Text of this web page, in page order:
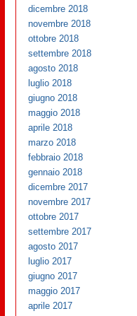
dicembre 2018
novembre 2018
ottobre 2018
settembre 2018
agosto 2018
luglio 2018
giugno 2018
maggio 2018
aprile 2018
marzo 2018
febbraio 2018
gennaio 2018
dicembre 2017
novembre 2017
ottobre 2017
settembre 2017
agosto 2017
luglio 2017
giugno 2017
maggio 2017
aprile 2017